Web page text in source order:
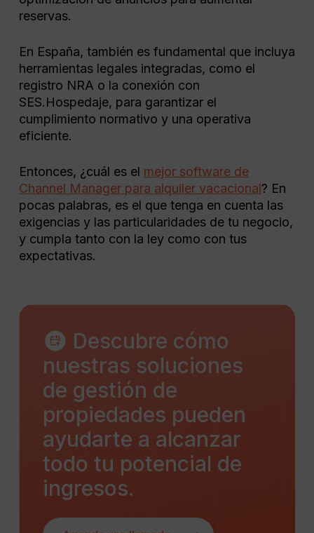
reservas.
En España, también es fundamental que incluya
herramientas legales integradas, como el
registro NRA o la conexión con
SES.Hospedaje, para garantizar el
cumplimiento normativo y una operativa
eficiente.
Entonces, ¿cuál es el mejor software de
Channel Manager para alquiler vacacional? En
pocas palabras, es el que tenga en cuenta las
exigencias y las particularidades de tu negocio,
y cumpla tanto con la ley como con tus
expectativas.
Descubre cómo
nuestras soluciones
de gestión de
propiedades pueden
ayudarte a alcanzar
todo tu potencial de
ingresos.